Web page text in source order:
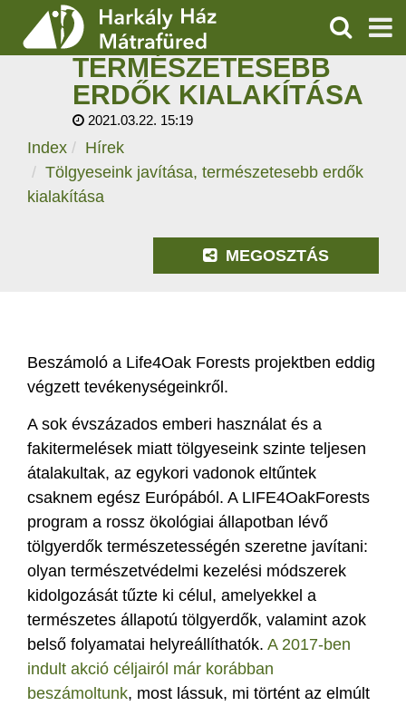
SZOLGÁLTATÁSOK
PROGRAMOK
HÍREK
KERESÉS
TÖLGYESEINK
JAVÍTÁSA,
TERMÉSZETESEBB
ERDŐK KIALAKÍTÁSA
2021.03.22. 15:19
Index
Hírek
Tölgyeseink javítása, természetesebb erdők
kialakítása
MEGOSZTÁS
Beszámoló a Life4Oak Forests projektben eddig
végzett tevékenységeinkről.
A sok évszázados emberi használat és a
fakitermelések miatt tölgyeseink szinte teljesen
átalakultak, az egykori vadonok eltűntek
csaknem egész Európából. A LIFE4OakForests
program a rossz ökológiai állapotban lévő
tölgyerdők természetességén szeretne javítani:
olyan természetvédelmi kezelési módszerek
kidolgozását tűzte ki célul, amelyekkel a
természetes állapotú tölgyerdők, valamint azok
belső folyamatai helyreállíthatók. A 2017-ben
indult akció céljairól már korábban
beszámoltunk, most lássuk, mi történt az elmúlt